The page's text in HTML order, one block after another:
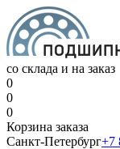
со склада и на заказ
0
0
0
Корзина заказа
Санкт-Петербург+7